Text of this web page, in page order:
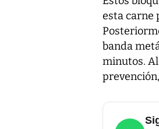
esta carne
banda
minutos.